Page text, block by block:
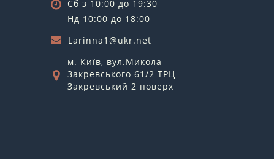
Сб з 10:00 до 19:30
Нд 10:00 до 18:00
Larinna1@ukr.net
м. Київ, вул.Микола
Закревського 61/2 ТРЦ
Закревський 2 поверх